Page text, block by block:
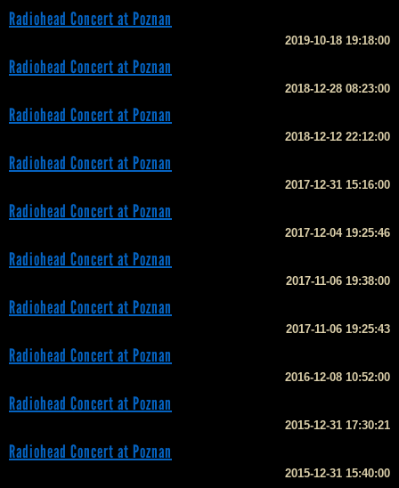
Radiohead Concert at Poznan
2019-10-18 19:18:00
Radiohead Concert at Poznan
2018-12-28 08:23:00
Radiohead Concert at Poznan
2018-12-12 22:12:00
Radiohead Concert at Poznan
2017-12-31 15:16:00
Radiohead Concert at Poznan
2017-12-04 19:25:46
Radiohead Concert at Poznan
2017-11-06 19:38:00
Radiohead Concert at Poznan
2017-11-06 19:25:43
Radiohead Concert at Poznan
2016-12-08 10:52:00
Radiohead Concert at Poznan
2015-12-31 17:30:21
Radiohead Concert at Poznan
2015-12-31 15:40:00